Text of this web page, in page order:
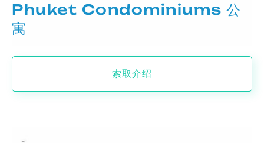
Phuket Condominiums 公
寓
索取介绍